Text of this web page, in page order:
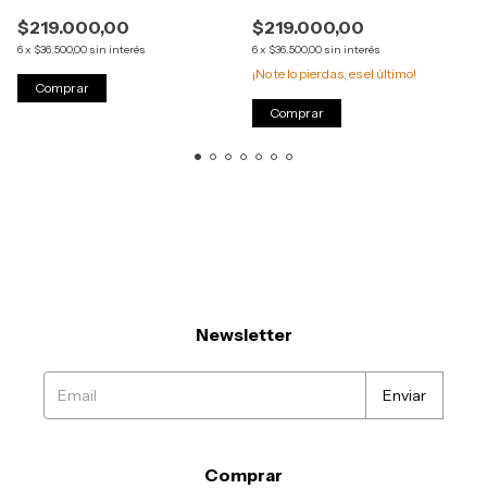
$219.000,00
6x $36.500,00 sin interés
Comprar
$219.000,00
6x $36.500,00 sin interés
¡No te lo pierdas, es el último!
Comprar
Newsletter
Comprar